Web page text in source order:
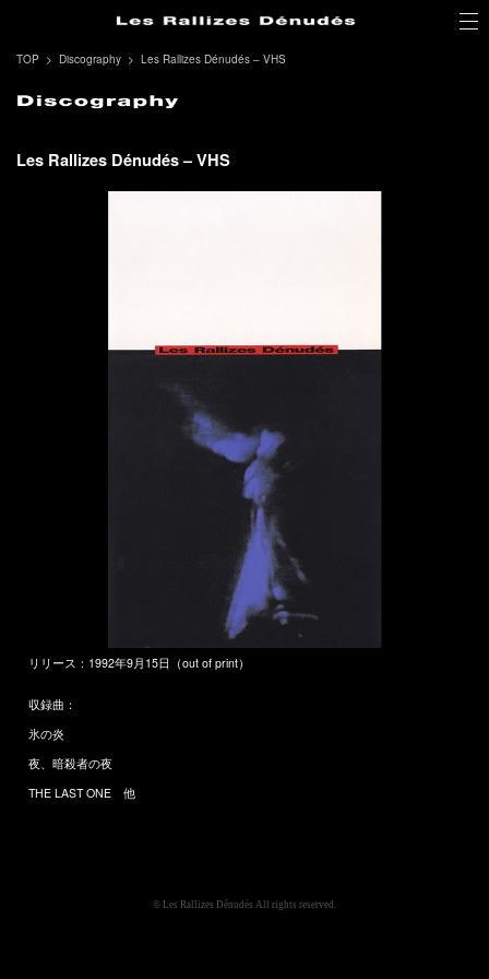
TOP Discography Les Rallizes Dénudés – VHS
Les Rallizes Dénudés – VHS
リリース：1992年9月15日（out of print）
収録曲：
氷の炎
夜、暗殺者の夜
THE LAST ONE 他
© Les Rallizes Dénudés All rights reserved.